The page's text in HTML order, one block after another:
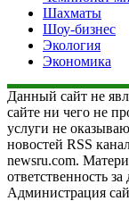
Шахматы
Шоу-бизнес
Экология
Экономика
Данный сайт не
сайте ни чего не
услуги не
новостей RSS
newsru.com.
ответственность
Администрация